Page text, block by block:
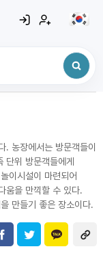
. 농장에서는 방문객들이
단위 방문객들에게
이시설이 마련되어
움을 만끽할 수 있다.
만들기 좋은 장소이다.